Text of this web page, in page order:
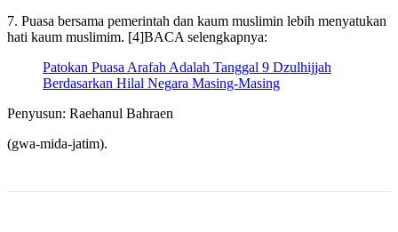
7. Puasa bersama pemerintah dan kaum muslimin lebih menyatukan
hati kaum muslimim. [4]BACA selengkapnya:
Patokan Puasa Arafah Adalah Tanggal 9 Dzulhijjah
Berdasarkan Hilal Negara Masing-Masing
Penyusun: Raehanul Bahraen
(gwa-mida-jatim).